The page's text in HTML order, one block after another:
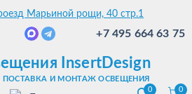
Марьиной рощи, 40 стр.1
+7 495 664 63 75
InsertDesign
ПОСТАВКА И МОНТАЖ ОСВЕЩЕНИЯ
0
0